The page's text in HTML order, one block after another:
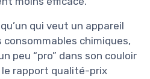
qui veut un appareil
chimiques,
peu “pro” dans son couloir
le rapport qualité-prix